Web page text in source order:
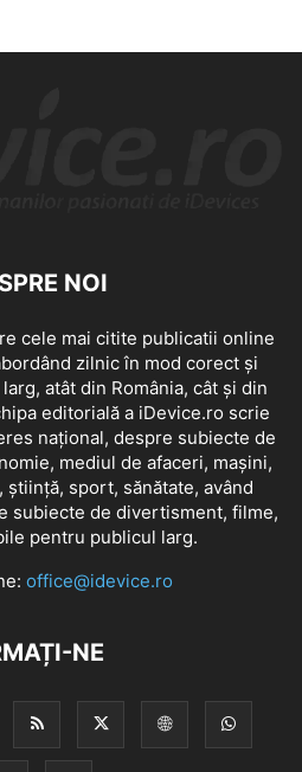
NOI
cele mai citite publicatii online
zilnic în mod corect și
atât din România, cât și din
editorială a iDevice.ro scrie
național, despre subiecte de
mediul de afaceri, mașini,
sport, sănătate, având
subiecte de divertisment, filme,
pentru publicul larg.
office@idevice.ro
NE